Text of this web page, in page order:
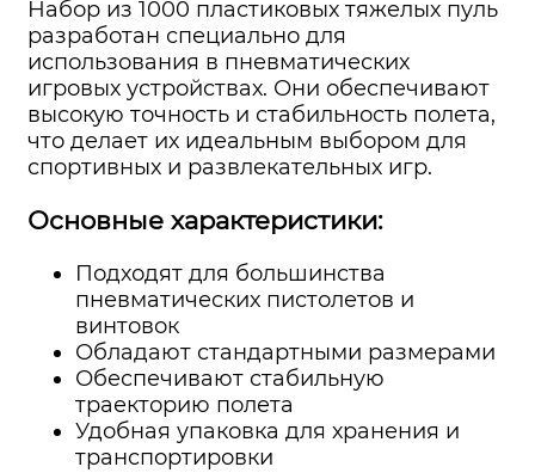
Набор из 1000 пластиковых тяжелых пуль
разработан специально для
использования в пневматических
игровых устройствах. Они обеспечивают
высокую точность и стабильность полета,
что делает их идеальным выбором для
спортивных и развлекательных игр.
Основные характеристики:
Подходят для большинства
пневматических пистолетов и
винтовок
Обладают стандартными размерами
Обеспечивают стабильную
траекторию полета
Удобная упаковка для хранения и
транспортировки